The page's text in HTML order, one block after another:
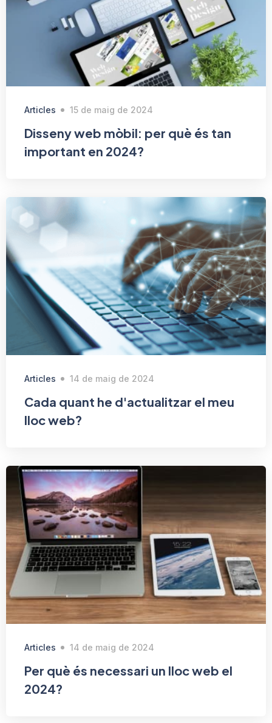
Articles 15 de maig de 2024
Disseny web mòbil: per què és tan
important en 2024?
Articles 14 de maig de 2024
Cada quant he d'actualitzar el meu
lloc web?
Articles 14 de maig de 2024
Per què és necessari un lloc web el
2024?